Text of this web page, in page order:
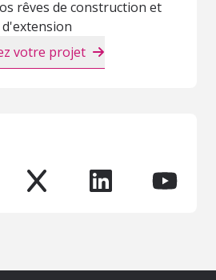
rêves de construction et
d'extension
votre projet